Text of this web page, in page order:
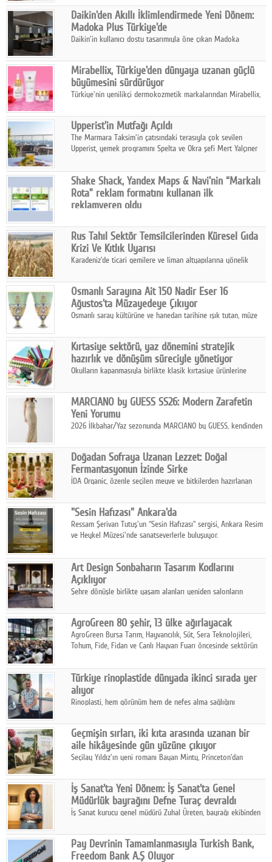
ıhlamur gibi içeceklerde tercih ettiğini ortaya koyuyor.
Daikin'den Akıllı İklimlendirmede Yeni Dönem:
Madoka Plus Türkiye'de
Daikin'in kullanıcı dostu tasarımıyla öne çıkan Madoka
kontrol ünitesi Madoka Plus Türkiye'de satışa sunuldu.
Mirabellix, Türkiye'den dünyaya uzanan güçlü
büyümesini sürdürüyor
Türkiye'nin yenilikçi dermokozmetik markalarından Mirabellix,
ürünleriyle hem yurt içinde hem de uluslararası pazarlarda
büyümesini sürdürüyor.
Upperist'in Mutfağı Açıldı
The Marmara Taksim'in çatısındaki terasıyla çok sevilen
Upperist, yemek programını Spelta ve Okra şefi Mert Yalçıner
Shake Shack, Yandex Maps & Navi'nin “Markalı
Rota” reklam formatını kullanan ilk
reklamveren oldu
artırmak amacıyla Cereyan Medya ve Yandex Ads iş birliğiyle
Yandex Maps & Navi'nin yeni "Markalı Rota" reklam formatını
kullanan ilk marka oldu.
Rus Tahıl Sektör Temsilcilerinden Küresel Gıda
Krizi Ve Kıtlık Uyarısı
Karadeniz'de ticari gemilere ve liman altyapılarına yönelik
geçirdi.
Osmanlı Sarayına Ait 150 Nadir Eser 16
Ağustos'ta Müzayedeye Çıkıyor
Osmanlı saray kültürüne ve hanedan tarihine ışık tutan, müze
Ağustos'ta Arthill Müzecilik'in düzenleyeceği özel müzayedede
koleksiyonerlerle buluşuyor
Kırtasiye sektörü, yaz dönemini stratejik
hazırlık ve dönüşüm süreciyle yönetiyor
Okulların kapanmasıyla birlikte klasik kırtasiye ürünlerine
sanat ve eğitici aktivite ürünleriyle dinamik bir biçimde
geçiriyor.
MARCIANO by GUESS SS26: Modern Zarafetin
Yeni Yorumu
2026 İlkbahar/Yaz sezonunda MARCIANO by GUESS, kendinden
Doğadan Sofraya Uzanan Lezzet: Doğal
Fermantasyonun İzinde Sirke
İDA Organic, özenle seçilen meyve ve bitkilerden hazırlanan
sofralarına taşıyor.
"Sesin Hafızası" Ankara'da
Ressam Şerivan Tutuş'un “Sesin Hafızası” sergisi, Ankara Resim
ve Heykel Müzesi'nde sanatseverlerle buluşuyor.
Art Design Sonbaharın Tasarım Kodlarını
Açıklıyor
Şehre dönüşle birlikte yaşam alanları yeniden salonların
sonbaharın tasarım kodlarını açıklıyor.
AgroGreen 80 şehir, 13 ülke ağırlayacak
AgroGreen Bursa Tarım, Hayvancılık, Süt, Sera Teknolojileri,
Tohum, Fide, Fidan ve Canlı Hayvan Fuarı öncesinde sektörün
Türkiye rinoplastide dünyada ikinci sırada yer
alıyor
Rinoplasti, hem görünüm hem de nefes alma sağlığını
biri konumunda.
Geçmişin sırları, iki kıta arasında uzanan bir
aile hikâyesinde gün yüzüne çıkıyor
Seçilay Yıldız'ın yeni romanı Bayan Minty, Princeton'dan
katmanlı bir aile hikâyesi anlatıyor.
İş Sanat'ta Yeni Dönem: İş Sanat'ta Genel
Müdürlük bayrağını Defne Turaç devraldı
İş Sanat kurucu genel müdürü Zuhal Üreten, bayrağı ekibinden
Pay Devrinin Tamamlanmasıyla Turkish Bank,
Freedom Bank A.Ş Oluyor